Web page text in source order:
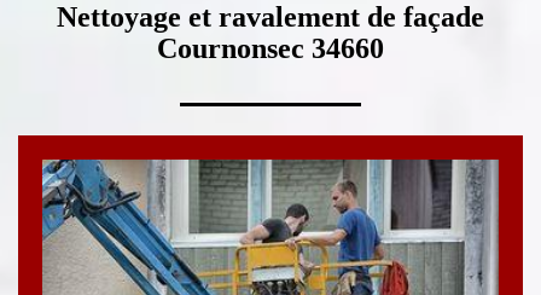
Nettoyage et ravalement de façade
Cournonsec 34660